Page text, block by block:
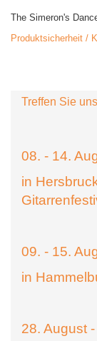
The Simeron's
Produktsicherheit /
Treffen Sie
08. - 14.
in
09. - 15.
in
28. August